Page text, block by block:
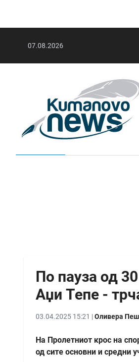
07.08.2026
По пауза од
Аџи Тепе -
03.04.2025 15:21 |Оливера
На Пролетниот крос на
од сите основни и средни